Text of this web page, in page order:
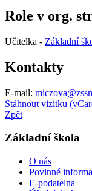
Role v org.
Učitelka - Základní
Kontakty
E-mail:
Stáhnout vizitku
Zpět
Základní škola
O nás
Povinné
E-podatelna